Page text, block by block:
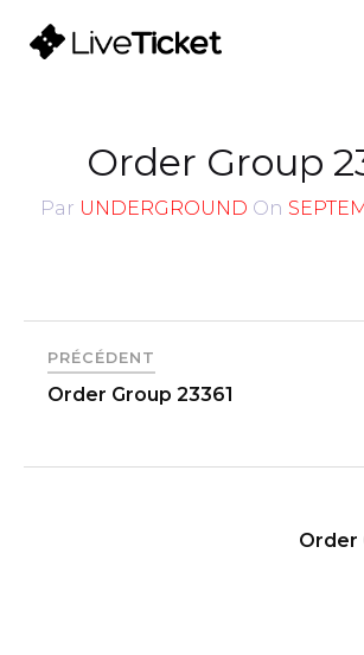
Order Group
Par UNDERGROUND On
PRÉCÉDENT
Order Group 23361
Order